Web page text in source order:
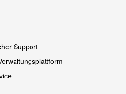
Support